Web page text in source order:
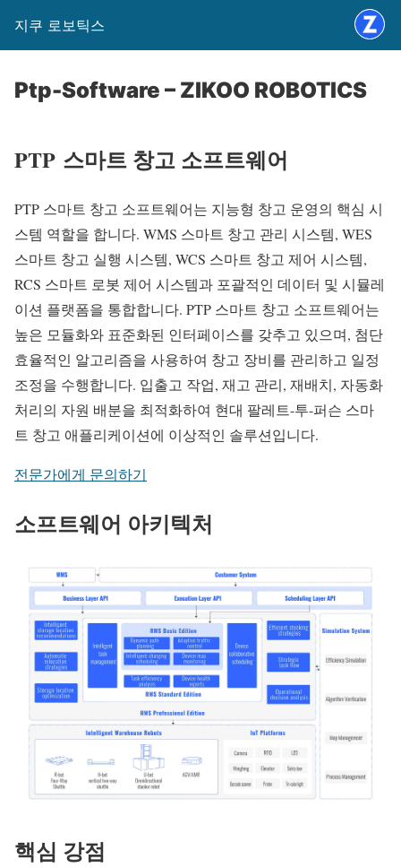
지쿠 로보틱스
Ptp-Software – ZIKOO ROBOTICS
PTP 스마트 창고 소프트웨어
PTP 스마트 창고 소프트웨어는 지능형 창고 운영의 핵심 시
스템 역할을 합니다. WMS 스마트 창고 관리 시스템, WES
스마트 창고 실행 시스템, WCS 스마트 창고 제어 시스템,
RCS 스마트 로봇 제어 시스템과 포괄적인 데이터 및 시뮬레
이션 플랫폼을 통합합니다. PTP 스마트 창고 소프트웨어는
높은 모듈화와 표준화된 인터페이스를 갖추고 있으며, 첨단
효율적인 알고리즘을 사용하여 창고 장비를 관리하고 일정
조정을 수행합니다. 입출고 작업, 재고 관리, 재배치, 자동화
처리의 자원 배분을 최적화하여 현대 팔레트-투-퍼슨 스마
트 창고 애플리케이션에 이상적인 솔루션입니다.
전문가에게 문의하기
소프트웨어 아키텍처
핵심 강점